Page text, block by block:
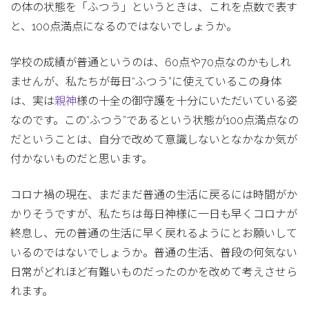
の体の状態を「ふつう」というときは、これを点数で表す
と、100点満点になるのではないでしょうか。
学校の成績が普通というのは、60点や70点なのかもしれ
ませんが、私たちが毎日“ふつう”に使えているこの身体
は、実は親神様の十全の御守護を十分にいただいている姿
なのです。この“ふつう”であるという状態が100点満点なの
だということは、自分で改めて意識しないとなかなか気が
付かないものだと思います。
コロナ禍の現在、まだまだ普通の生活に戻るには時間がか
かりそうですが、私たちは毎日神様に一日も早くコロナが
終息し、元の普通の生活に早く戻れるようにとお願いして
いるのではないでしょうか。普通の生活、普段の何気ない
日常がどれほど有難いものだったのかを改めて考えさせら
れます。